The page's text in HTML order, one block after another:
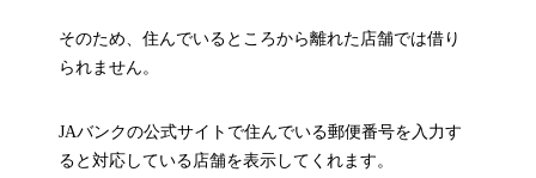
そのため、住んでいるところから離れた店舗では借り
られません。
JAバンクの公式サイトで住んでいる郵便番号を入力す
ると対応している店舗を表示してくれます。